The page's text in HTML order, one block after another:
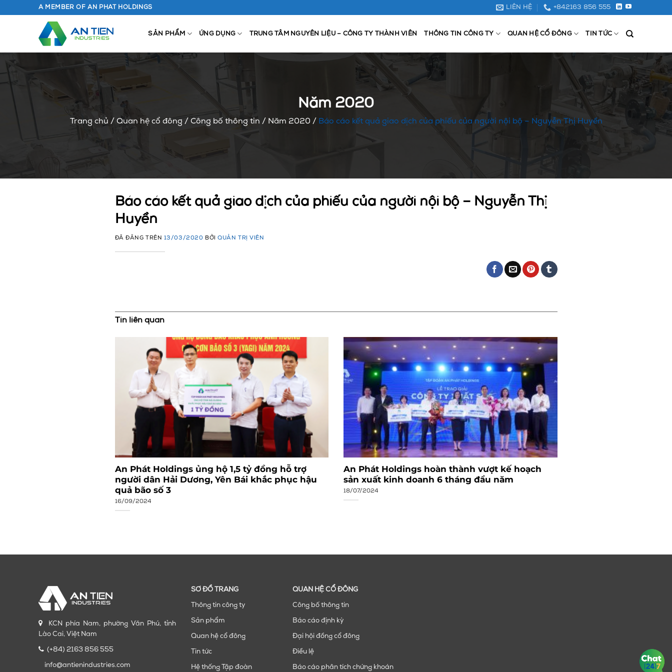
A MEMBER OF AN PHAT HOLDINGS LIÊN HỆ +842163 856 555
SẢN PHẨM ỨNG DỤNG TRUNG TÂM NGUYÊN LIỆU – CÔNG TY THÀNH VIÊN THÔNG TIN CÔNG TY QUAN HỆ CỔ ĐÔNG TIN TỨC
Năm 2020
Trang chủ / Quan hệ cổ đông / Công bố thông tin / Năm 2020 / Báo cáo kết quả giao dịch của phiếu của người nội bộ – Nguyễn Thị Huyền
Báo cáo kết quả giao dịch của phiếu của người nội bộ – Nguyễn Thị
Huyền
ĐÃ ĐĂNG TRÊN 13/03/2020 BỞIQUẢN TRỊ VIÊN
Tin liên quan
An Phát Holdings ủng hộ 1,5 tỷ đồng hỗ trợ
người dân Hải Dương, Yên Bái khắc phục hậu
quả bão số 3
16/09/2024
An Phát Holdings hoàn thành vượt kế hoạch
sản xuất kinh doanh 6 tháng đầu năm
18/07/2024
KCN phía Nam, phường Văn Phú, tỉnh
Lào Cai, Việt Nam
(+84) 2163 856 555
info@antienindustries.com
SƠ ĐỒ TRANG
Thông tin công ty
Sản phẩm
Quan hệ cổ đông
Tin tức
Hệ thống Tập đoàn
QUAN HỆ CỔ ĐÔNG
Công bố thông tin
Báo cáo định kỳ
Đại hội đồng cổ đông
Điều lệ
Báo cáo phân tích chứng khoán